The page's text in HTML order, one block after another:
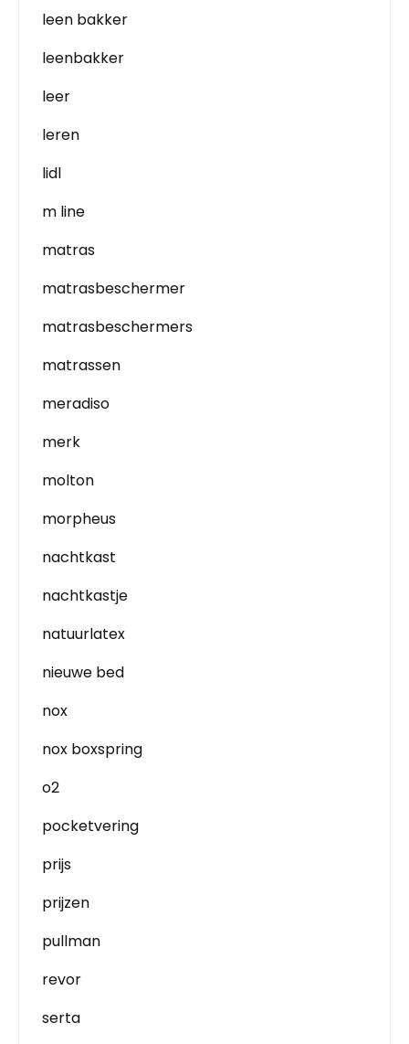
leen bakker
leenbakker
leer
leren
lidl
m line
matras
matrasbeschermer
matrasbeschermers
matrassen
meradiso
merk
molton
morpheus
nachtkast
nachtkastje
natuurlatex
nieuwe bed
nox
nox boxspring
o2
pocketvering
prijs
prijzen
pullman
revor
serta